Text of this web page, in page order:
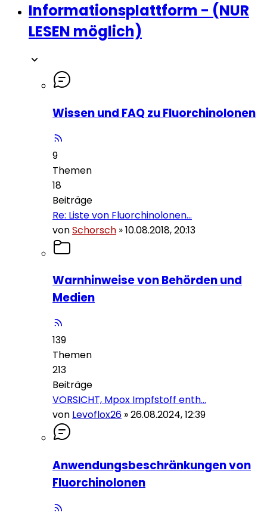
Informationsplattform - (NUR
LESEN möglich)
Wissen und FAQ zu Fluorchinolonen
9
Themen
18
Beiträge
Re: Liste von Fluorchinolonen…
vonSchorsch »10.08.2018, 20:13
Warnhinweise von Behörden und
Medien
139
Themen
213
Beiträge
VORSICHT, Mpox Impfstoff enth…
von Levoflox26 »26.08.2024, 12:39
Anwendungsbeschränkungen von
Fluorchinolonen